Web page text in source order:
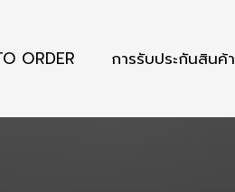
ORDER การรับประกันสินค้า